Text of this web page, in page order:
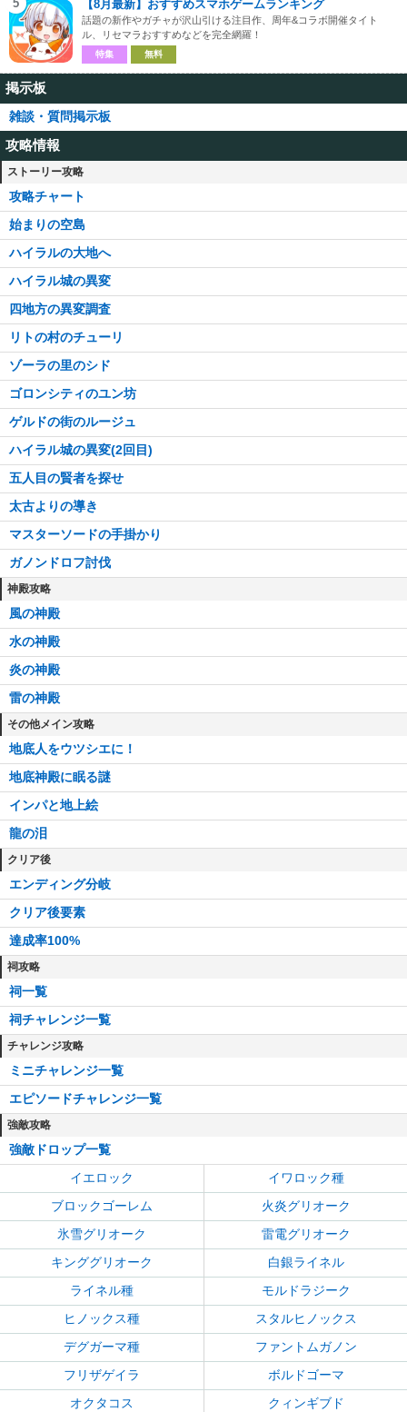
5 【8月最新】おすすめスマホゲームランキング
話題の新作やガチャが沢山引ける注目作、周年&コラボ開催タイト
ル、リセマラおすすめなどを完全網羅！
特集 無料
掲示板
雑談・質問掲示板
攻略情報
ストーリー攻略
攻略チャート
始まりの空島
ハイラルの大地へ
ハイラル城の異変
四地方の異変調査
リトの村のチューリ
ゾーラの里のシド
ゴロンシティのユン坊
ゲルドの街のルージュ
ハイラル城の異変(2回目)
五人目の賢者を探せ
太古よりの導き
マスターソードの手掛かり
ガノンドロフ討伐
神殿攻略
風の神殿
水の神殿
炎の神殿
雷の神殿
その他メイン攻略
地底人をウツシエに！
地底神殿に眠る謎
インパと地上絵
龍の泪
クリア後
エンディング分岐
クリア後要素
達成率100%
祠攻略
祠一覧
祠チャレンジ一覧
チャレンジ攻略
ミニチャレンジ一覧
エピソードチャレンジ一覧
強敵攻略
強敵ドロップ一覧
イエロック
イワロック種
ブロックゴーレム
火炎グリオーク
氷雪グリオーク
雷電グリオーク
キンググリオーク
白銀ライネル
ライネル種
モルドラジーク
ヒノックス種
スタルヒノックス
デグガーマ種
ファントムガノン
フリザゲイラ
ボルドゴーマ
オクタコス
クィンギブド